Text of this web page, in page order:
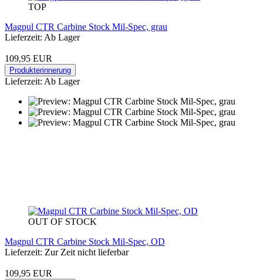
TOP
Magpul CTR Carbine Stock Mil-Spec, grau
Lieferzeit: Ab Lager
109,95 EUR
Produkterinnerung
Lieferzeit: Ab Lager
OUT OF STOCK
Magpul CTR Carbine Stock Mil-Spec, OD
Lieferzeit: Zur Zeit nicht lieferbar
109,95 EUR